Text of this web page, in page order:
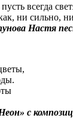
всегда
ни сильно,
Настя
с